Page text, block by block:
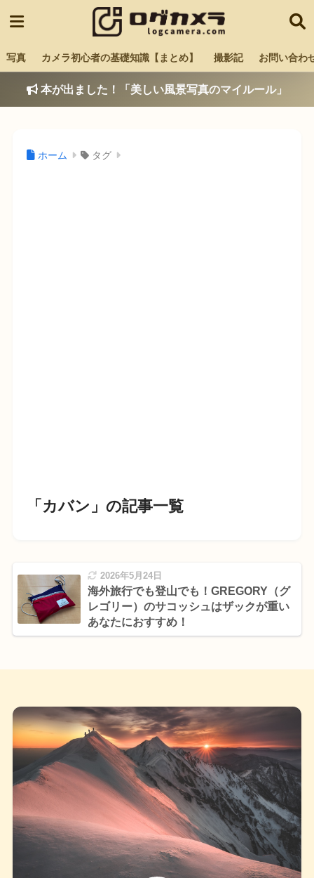
写真 カメラ初心者の基礎知識【まとめ】 撮影記 お問い合わ
本が出ました！「美しい風景写真のマイルール」
ホーム タグ
「カバン」の記事一覧
2026年5月24日
海外旅行でも登山でも！GREGORY（グ
レゴリー）のサコッシュはザックが重い
あなたにおすすめ！